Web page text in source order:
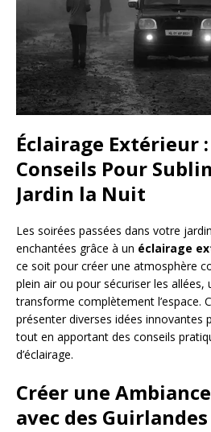
Éclairage Extérieur
Conseils Pour
Jardin la Nuit
Les soirées passées dans votre
enchantées grâce à un éclairage
ce soit pour créer une atmosphère
plein air ou pour sécuriser les allées,
transforme complètement l’espace.
présenter diverses idées innovantes
tout en apportant des conseils
d’éclairage.
Créer une
avec des